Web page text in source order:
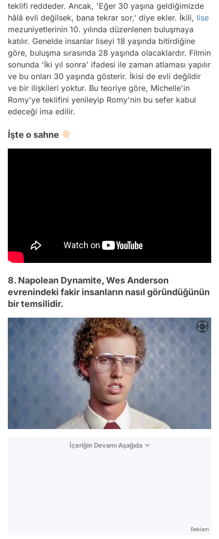
teklifi reddeder. Ancak, 'Eğer 30 yaşına geldiğimizde
hâlâ evli değilsek, bana tekrar sor,' diye ekler. İkili, lise
mezuniyetlerinin 10. yılında düzenlenen buluşmaya
katılır. Genelde insanlar liseyi 18 yaşında bitirdiğine
göre, buluşma sırasında 28 yaşında olacaklardır. Filmin
sonunda 'İki yıl sonra' ifadesi ile zaman atlaması yapılır
ve bu onları 30 yaşında gösterir. İkisi de evli değildir
ve bir ilişkileri yoktur. Bu teoriye göre, Michelle'in
Romy'ye teklifini yenileyip Romy'nin bu sefer kabul
edeceği ima edilir.
İşte o sahne 👇🏻
8. Napolean Dynamite, Wes Anderson
evrenindeki fakir insanların nasıl göründüğünün
bir temsilidir.
İçeriğin Devamı Aşağıda
Reklam